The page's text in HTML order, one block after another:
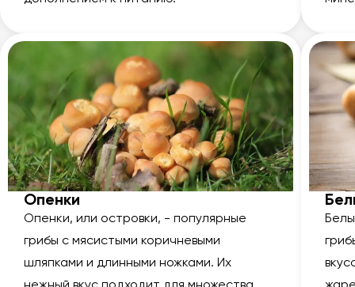
Опенки
Опенки, или островки, - популярные
грибы с мясистыми коричневыми
шляпками и длинными ножками. Их